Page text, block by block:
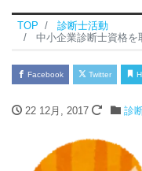
TOP
診断士活動
中小企業診断士資格を
Facebook Twitter
22 12月, 2017 診